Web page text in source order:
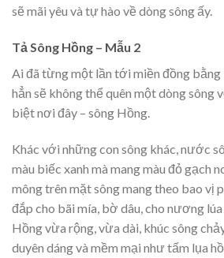
sẽ mãi yêu và tự hào về dòng sông ấy.
Tả Sông Hồng – Mẫu 2
Ai đã từng một lần tới miền đồng bằng
hẳn sẽ không thể quên một dòng sông
biệt nơi đây – sông Hồng.
Khác với những con sông khác, nước
màu biếc xanh mà mang màu đỏ gạch
mông trên mặt sông mang theo bao vị
đắp cho bãi mía, bờ dâu, cho nương
Hồng vừa rộng, vừa dài, khúc sông
duyên dáng và mềm mại như tấm lụa